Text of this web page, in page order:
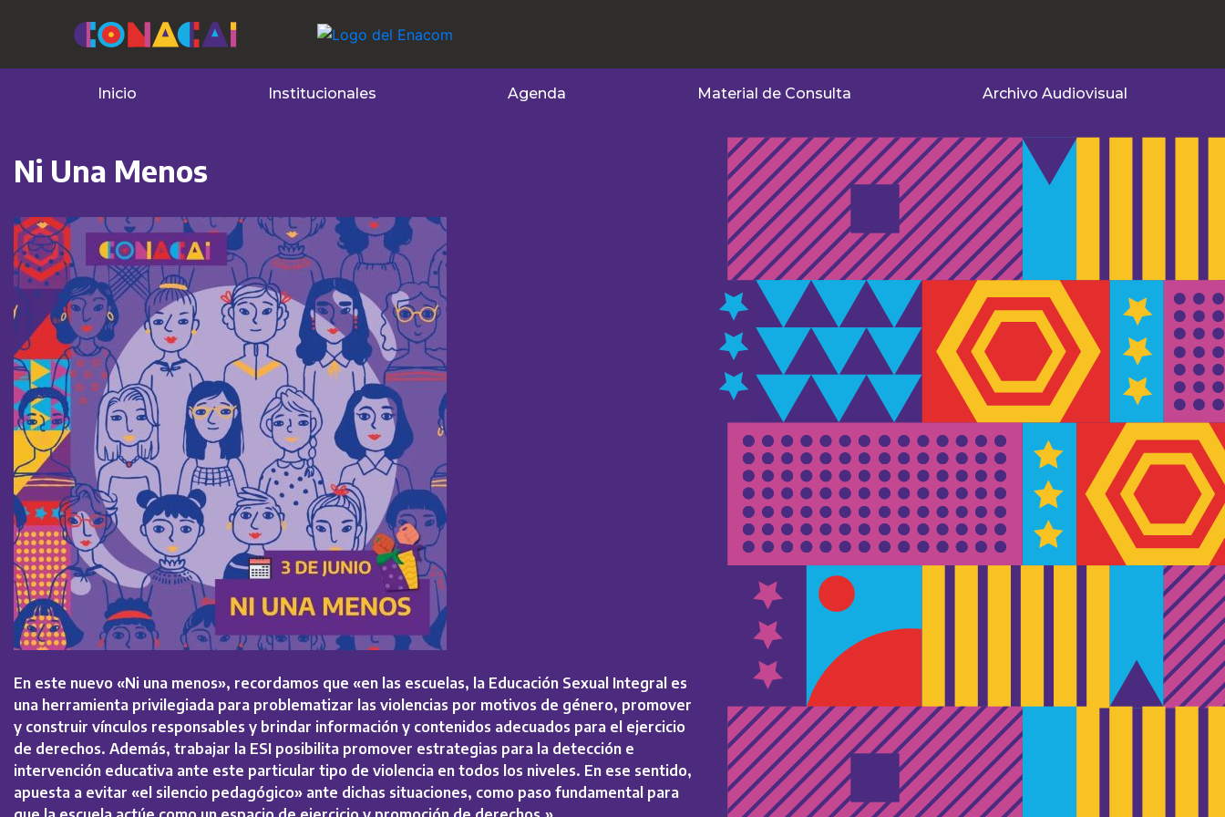
Inicio Institucionales Agenda Material de Consulta Archivo Audiovisual
Ni Una Menos
En este nuevo «Ni una menos», recordamos que «en las escuelas, la Educación Sexual Integral es
una herramienta privilegiada para problematizar las violencias por motivos de género, promover
y construir vínculos responsables y brindar información y contenidos adecuados para el ejercicio
de derechos. Además, trabajar la ESI posibilita promover estrategias para la detección e
intervención educativa ante este particular tipo de violencia en todos los niveles. En ese sentido,
apuesta a evitar «el silencio pedagógico» ante dichas situaciones, como paso fundamental para